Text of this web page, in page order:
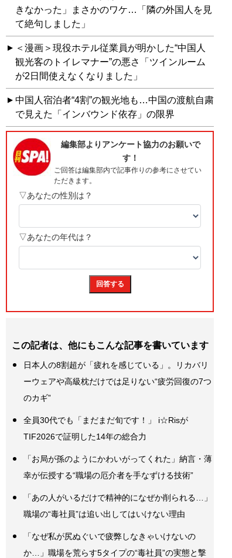
きなかった」まさかのワケ…「隣の外国人を見
て絶句しました」
＜漫画＞現役ホテル従業員が明かした“中国人
観光客のトイレマナー”の悪さ「ツインルーム
が2日間使えなくなりました」
中国人宿泊者“4割”の観光地も…中国の渡航自粛
で見えた「インバウンド依存」の限界
この記者は、他にもこんな記事を書いています
日本人の8割超が「疲れを感じている」。リカバリ
ーウェアや高級枕だけでは足りない“疲労回復の7つ
のカギ”
全員30代でも「まだまだ旬です！」 i☆Risが
TIF2026で証明した14年の総合力
「お局が孫のようにかわいがってくれた」納言・薄
幸が伝授する“職場の厄介者を手なずける技術”
「あの人がいるだけで精神的になぜか削られる…」
職場の“毒社員”は追い出してはいけない理由
「なぜ私が尻ぬぐいで疲弊しなきゃいけないの
か…」職場を荒らす5タイプの“毒社員”の実態と撃